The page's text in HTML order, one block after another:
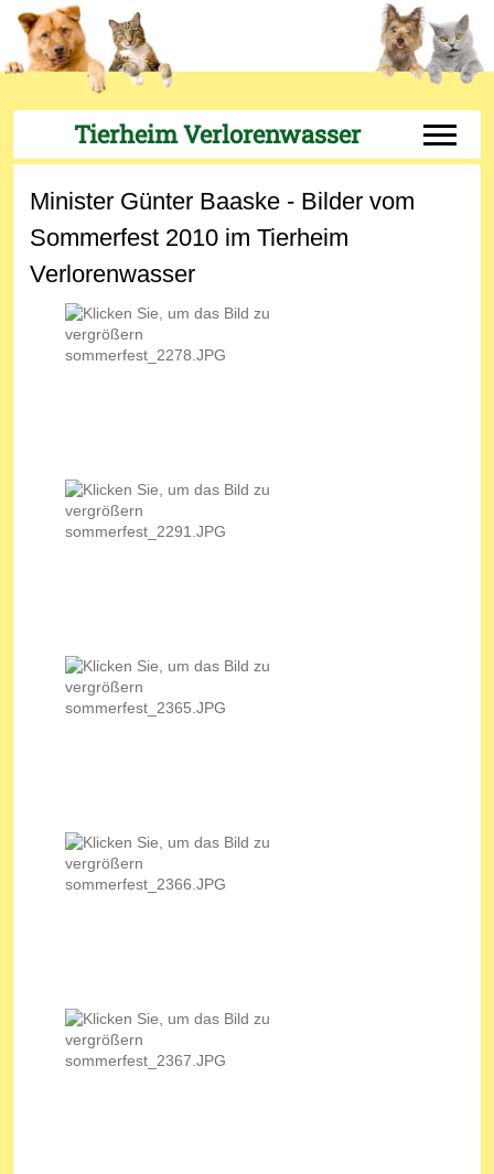
Tierheim Verlorenwasser Off-
Minister Günter Baaske - Bilder vom
Sommerfest 2010 im Tierheim
Verlorenwasser